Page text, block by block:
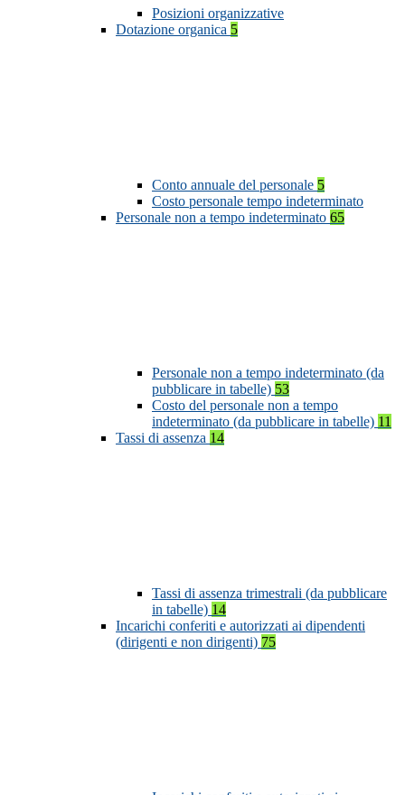
Posizioni organizzative
Dotazione organica 5
Conto annuale del personale 5
Costo personale tempo indeterminato
Personale non a tempo indeterminato 65
Personale non a tempo indeterminato (da
pubblicare in tabelle) 53
Costo del personale non a tempo
indeterminato (da pubblicare in tabelle) 11
Tassi di assenza 14
Tassi di assenza trimestrali (da pubblicare
in tabelle) 14
Incarichi conferiti e autorizzati ai dipendenti
(dirigenti e non dirigenti) 75